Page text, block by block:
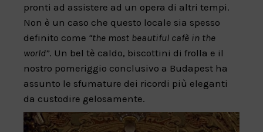
pronti ad assistere ad un opera di altri tempi.
Non è un caso che questo locale sia spesso
definito come “the most beautiful cafè in the
world”. Un bel tè caldo, biscottini di frolla e il
nostro pomeriggio conclusivo a Budapest ha
assunto le sfumature dei ricordi più eleganti
da custodire gelosamente.